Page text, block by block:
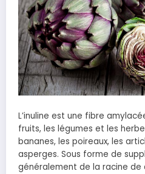
L’inuline est une fibre
fruits, les légumes et les
bananes, les poireaux, les
asperges. Sous forme de
généralement de la racine de